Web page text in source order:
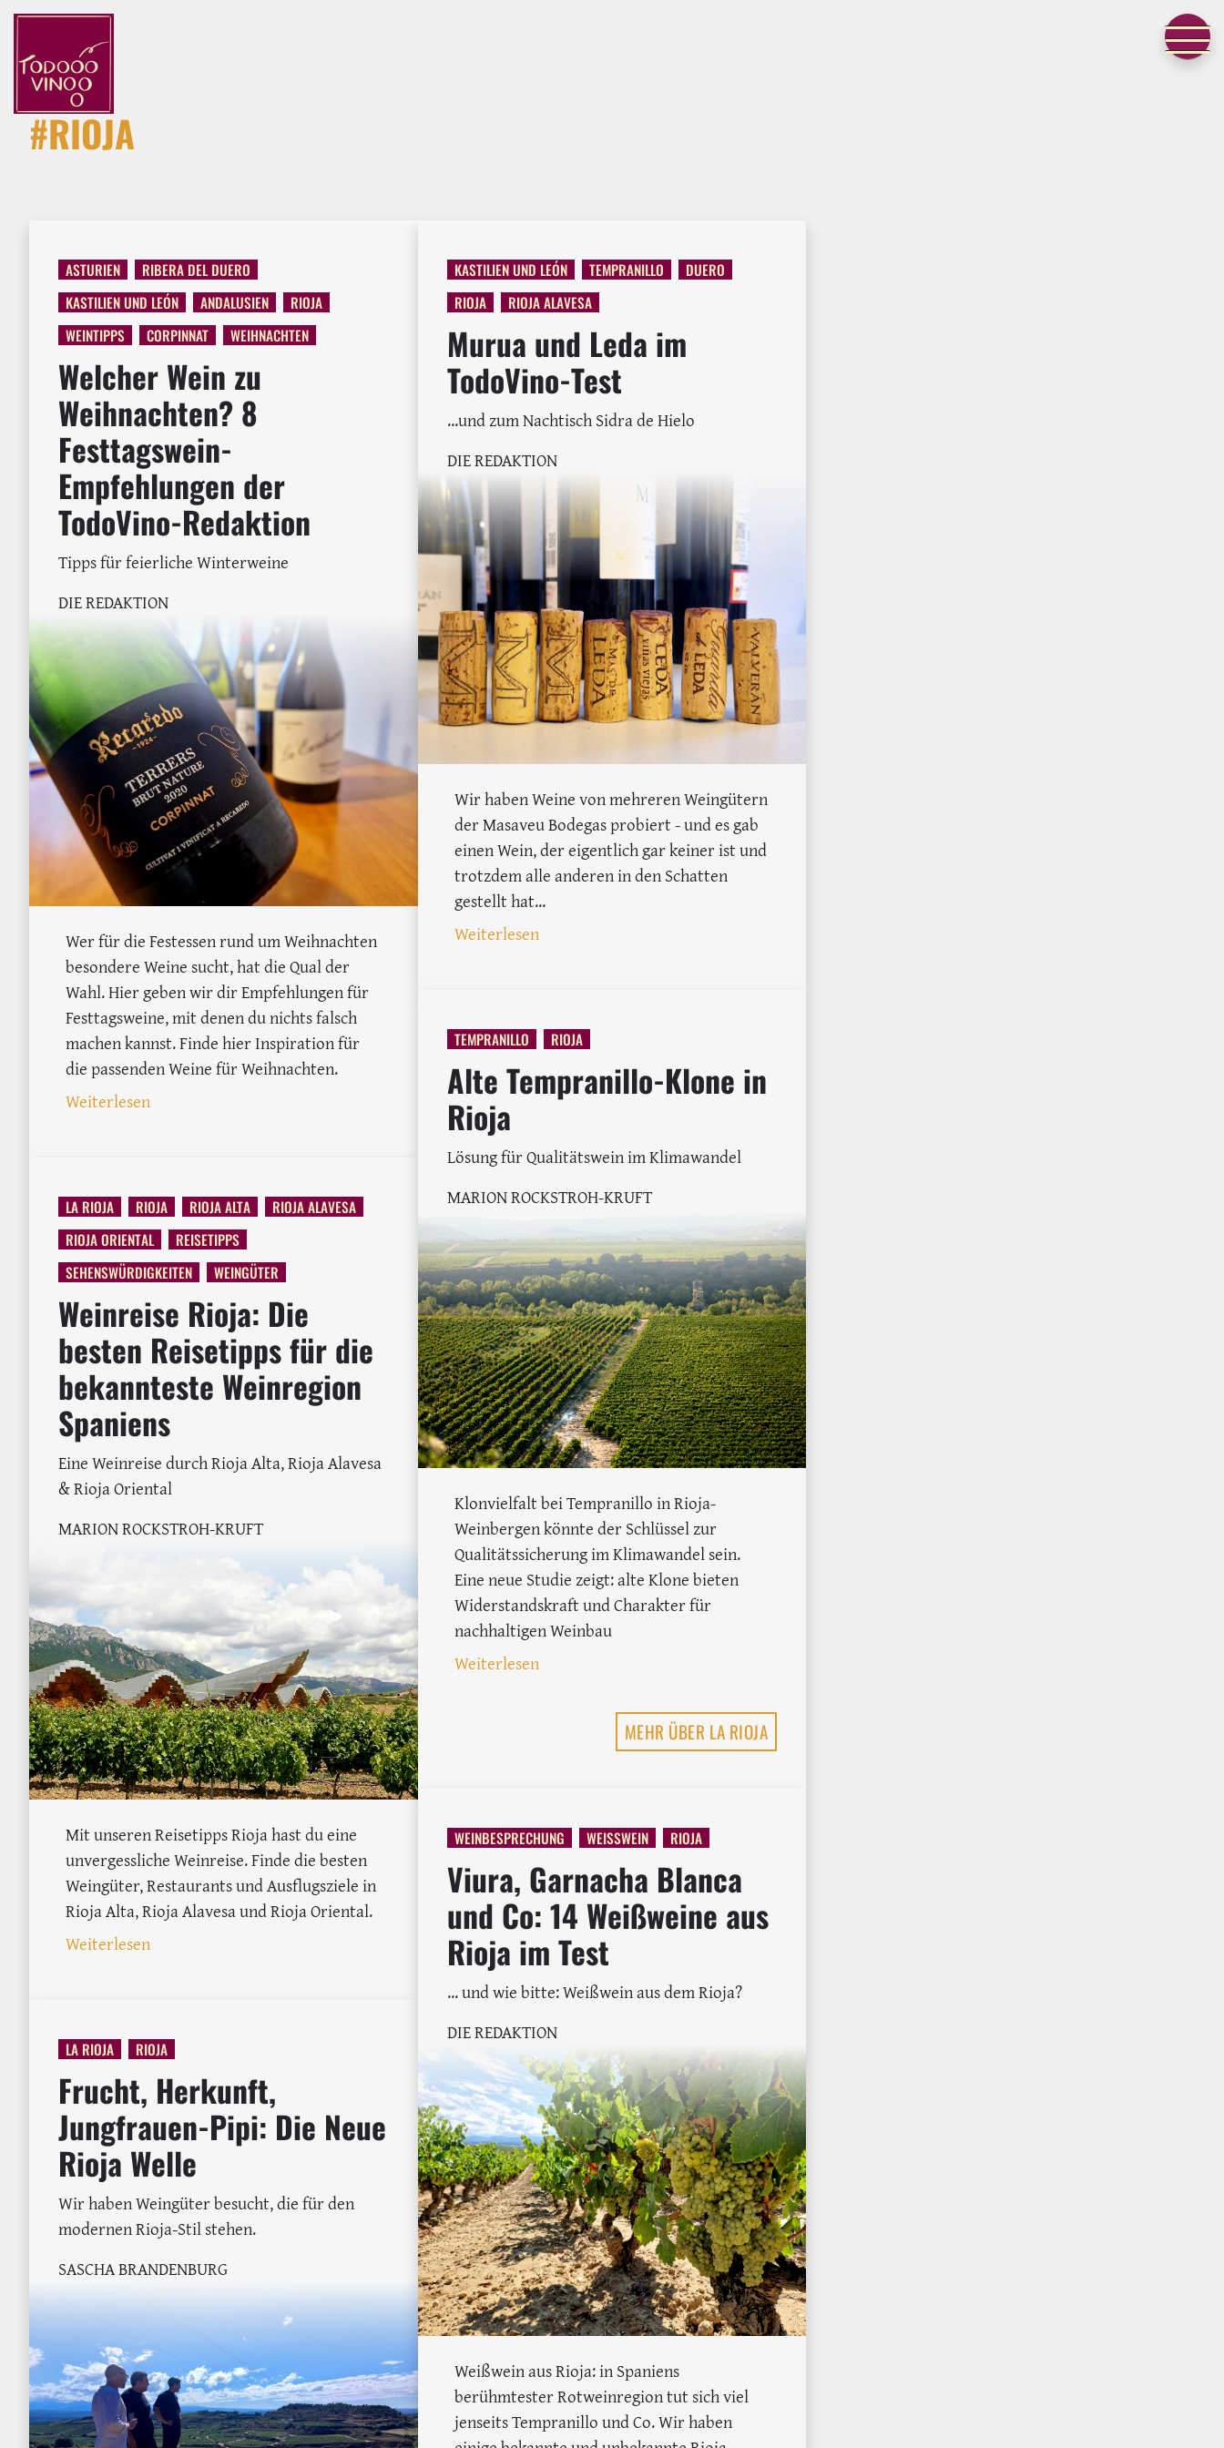
#RIOJA
ASTURIEN
RIBERA DEL DUERO
KASTILIEN UND LEÓN
ANDALUSIEN
RIOJA
WEINTIPPS
CORPINNAT WEIHNACHTEN
Welcher Wein zu
Weihnachten? 8
Festtagswein-
Empfehlungen der
TodoVino-Redaktion
Tipps für feierliche Winterweine
DIE REDAKTION
Wer für die Festessen rund um Weihnachten
besondere Weine sucht, hat die Qual der
Wahl. Hier geben wir dir Empfehlungen für
Festtagsweine, mit denen du nichts falsch
machen kannst. Finde hier Inspiration für
die passenden Weine für Weihnachten.
Weiterlesen: Welcher Wein zu Weihnachten? 8 Festtagswein-Empfehlungen der TodoVino-Redaktion
LA RIOJA RIOJA RIOJA ALTA
RIOJA ALAVESA
RIOJA ORIENTAL
REISETIPPS
SEHENSWÜRDIGKEITEN
WEINGÜTER
Weinreise Rioja: Die
besten Reisetipps für die
bekannteste Weinregion
Spaniens
Eine Weinreise durch Rioja Alta, Rioja Alavesa
& Rioja Oriental
MARION ROCKSTROH-KRUFT
Mit unseren Reisetipps Rioja hast du eine
unvergessliche Weinreise. Finde die besten
Weingüter, Restaurants und Ausflugsziele in
Rioja Alta, Rioja Alavesa und Rioja Oriental.
Weiterlesen: Weinreise Rioja: Die besten Reisetipps für die bekannteste Weinregion Spaniens
LA RIOJA RIOJA
Frucht, Herkunft,
Jungfrauen-Pipi: Die Neue
Rioja Welle
Wir haben Weingüter besucht, die für den
modernen Rioja-Stil stehen.
SASCHA BRANDENBURG
KASTILIEN UND LEÓN TEMPRANILLO
DUERO
RIOJA
RIOJA ALAVESA
Murua und Leda im
TodoVino-Test
...und zum Nachtisch Sidra de Hielo
DIE REDAKTION
Wir haben Weine von mehreren Weingütern
der Masaveu Bodegas probiert - und es gab
einen Wein, der eigentlich gar keiner ist und
trotzdem alle anderen in den Schatten
gestellt hat...
Weiterlesen: Murua und Leda im TodoVino-Test
TEMPRANILLO RIOJA
Alte Tempranillo-Klone in
Rioja
Lösung für Qualitätswein im Klimawandel
MARION ROCKSTROH-KRUFT
Klonvielfalt bei Tempranillo in Rioja-
Weinbergen könnte der Schlüssel zur
Qualitätssicherung im Klimawandel sein.
Eine neue Studie zeigt: alte Klone bieten
Widerstandskraft und Charakter für
nachhaltigen Weinbau
Weiterlesen: Alte Tempranillo-Klone in Rioja
MEHR ÜBER LA RIOJA
WEINBESPRECHUNG WEISSWEIN RIOJA
Viura, Garnacha Blanca
und Co: 14 Weißweine aus
Rioja im Test
... und wie bitte: Weißwein aus dem Rioja?
DIE REDAKTION
Weißwein aus Rioja: in Spaniens
berühmtester Rotweinregion tut sich viel
jenseits Tempranillo und Co. Wir haben